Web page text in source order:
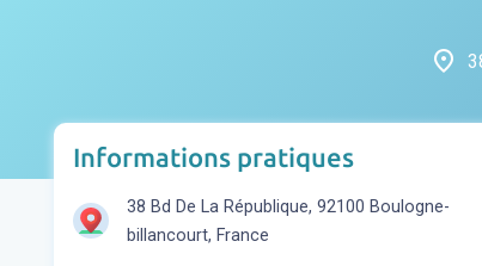
place
Informations pratiques
38 Bd De La République, 92100 Boulogne-
billancourt, France